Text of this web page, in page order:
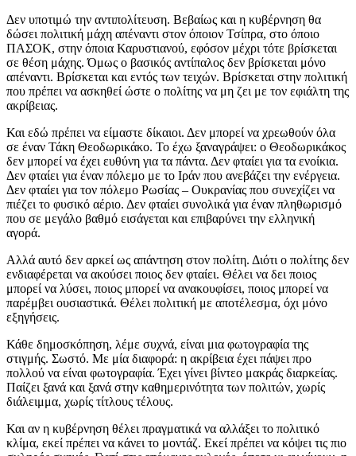
Δεν υποτιμώ την αντιπολίτευση. Βεβαίως και η κυβέρνηση θα
δώσει πολιτική μάχη απέναντι στον όποιον Τσίπρα, στο όποιο
ΠΑΣΟΚ, στην όποια Καρυστιανού, εφόσον μέχρι τότε βρίσκεται
σε θέση μάχης. Όμως ο βασικός αντίπαλος δεν βρίσκεται μόνο
απέναντι. Βρίσκεται και εντός των τειχών. Βρίσκεται στην πολιτική
που πρέπει να ασκηθεί ώστε ο πολίτης να μη ζει με τον εφιάλτη της
ακρίβειας.
Και εδώ πρέπει να είμαστε δίκαιοι. Δεν μπορεί να χρεωθούν όλα
σε έναν Τάκη Θεοδωρικάκο. Το έχω ξαναγράψει: ο Θεοδωρικάκος
δεν μπορεί να έχει ευθύνη για τα πάντα. Δεν φταίει για τα ενοίκια.
Δεν φταίει για έναν πόλεμο με το Ιράν που ανεβάζει την ενέργεια.
Δεν φταίει για τον πόλεμο Ρωσίας – Ουκρανίας που συνεχίζει να
πιέζει το φυσικό αέριο. Δεν φταίει συνολικά για έναν πληθωρισμό
που σε μεγάλο βαθμό εισάγεται και επιβαρύνει την ελληνική
αγορά.
Αλλά αυτό δεν αρκεί ως απάντηση στον πολίτη. Διότι ο πολίτης δεν
ενδιαφέρεται να ακούσει ποιος δεν φταίει. Θέλει να δει ποιος
μπορεί να λύσει, ποιος μπορεί να ανακουφίσει, ποιος μπορεί να
παρέμβει ουσιαστικά. Θέλει πολιτική με αποτέλεσμα, όχι μόνο
εξηγήσεις.
Κάθε δημοσκόπηση, λέμε συχνά, είναι μια φωτογραφία της
στιγμής. Σωστό. Με μία διαφορά: η ακρίβεια έχει πάψει προ
πολλού να είναι φωτογραφία. Έχει γίνει βίντεο μακράς διαρκείας.
Παίζει ξανά και ξανά στην καθημερινότητα των πολιτών, χωρίς
διάλειμμα, χωρίς τίτλους τέλους.
Και αν η κυβέρνηση θέλει πραγματικά να αλλάξει το πολιτικό
κλίμα, εκεί πρέπει να κάνει το μοντάζ. Εκεί πρέπει να κόψει τις πιο